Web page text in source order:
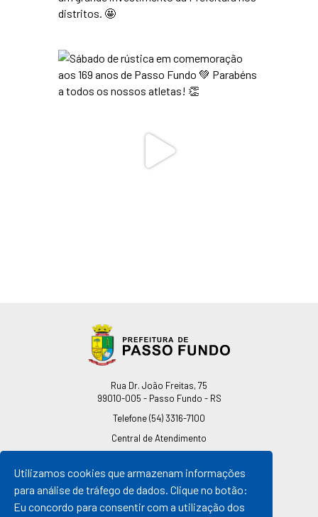
Utilizamos cookies que armazenam informações
para análise de tráfego de dados. Clique no botão:
Eu concordo para consentir com a utilização dos
Endereço
Rua Dr. João Freitas, 75
99010-005 - Passo Fundo - RS
Telefone(54) 3316-7100
Central de Atendimento
0800 541 7100
Horário de Atendimento